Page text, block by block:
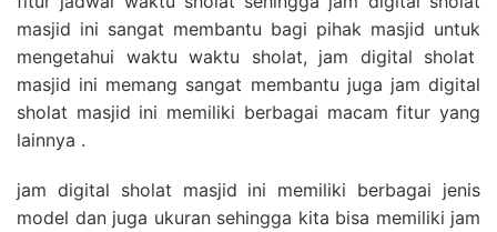
masjid ini sangat membantu bagi pihak masjid untuk
mengetahui waktu waktu sholat, jam digital sholat
masjid ini memang sangat membantu juga jam digital
sholat masjid ini memiliki berbagai macam fitur yang
lainnya .
jam digital sholat masjid ini memiliki berbagai jenis
model dan juga ukuran sehingga kita bisa memiliki jam